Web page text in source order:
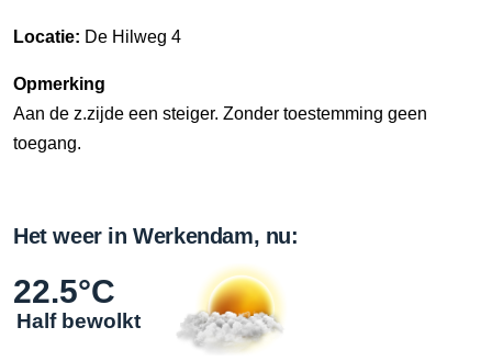
Locatie: De Hilweg 4
Opmerking
Aan de z.zijde een steiger. Zonder toestemming geen
toegang.
Het weer in Werkendam, nu:
22.5°C
Half bewolkt